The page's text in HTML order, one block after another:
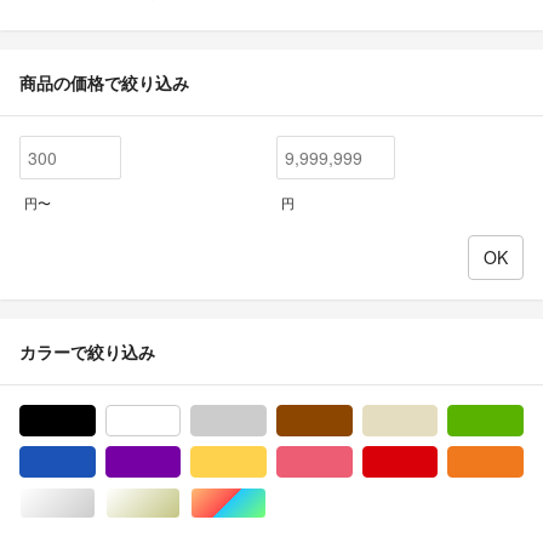
商品の価格で絞り込み
円〜 円
カラーで絞り込み
シルバー/銀色系ゴールド/金色系マルチカラー